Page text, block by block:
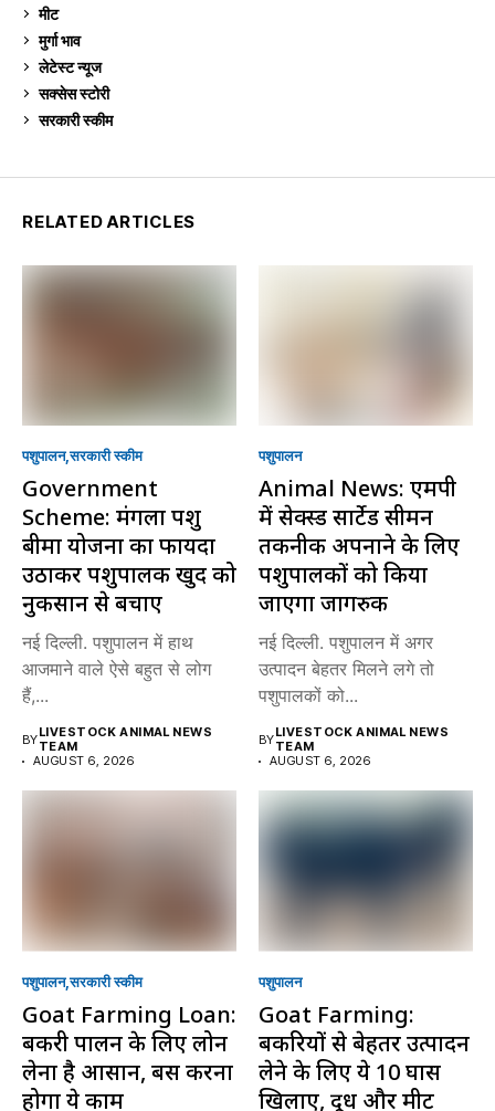
मीट
मुर्गा भाव
लेटेस्ट न्यूज
सक्सेस स्टो‍री
सरकारी स्की‍म
RELATED ARTICLES
पशुपालन सरकारी स्की‍म
Government
Scheme: मंगला पशु
बीमा योजना का फायदा
उठाकर पशुपालक खुद को
नुकसान से बचाएं
नई दिल्ली. पशुपालन में हाथ
आजमाने वाले ऐसे बहुत से लोग
हैं,...
BYLIVESTOCK ANIMAL NEWS
TEAM
AUGUST 6, 2026
पशुपालन
Animal News: एमपी
में सेक्स्ड सार्टेड सीमन
तकनीक अपनाने के लिए
पशुपालकों को किया
जाएगा जागरुक
नई दिल्ली. पशुपालन में अगर
उत्पादन बेहतर मिलने लगे तो
पशुपालकों को...
BYLIVESTOCK ANIMAL NEWS
TEAM
AUGUST 6, 2026
पशुपालन सरकारी स्की‍म
Goat Farming Loan:
बकरी पालन के लिए लोन
लेना है आसान, बस करना
होगा ये काम
पशुपालन
Goat Farming:
बकरियों से बेहतर उत्पादन
लेने के लिए ये 10 घास
खिलाएं, दूध और मीट